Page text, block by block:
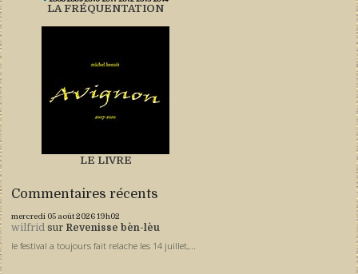
LA FRÉQUENTATION
LE LIVRE
Commentaires récents
mercredi 05 août 202619h02
wilfrid sur Revenisse bèn-lèu
le festival a toujours fait relache les 14 juillet,...